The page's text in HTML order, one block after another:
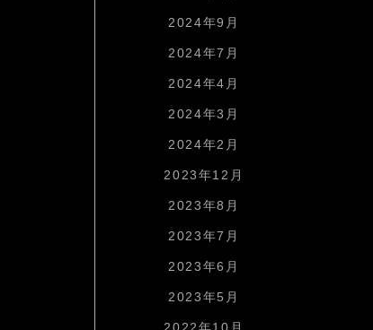
2024年9月
2024年7月
2024年4月
2024年3月
2024年2月
2023年12月
2023年8月
2023年7月
2023年6月
2023年5月
2022年10月